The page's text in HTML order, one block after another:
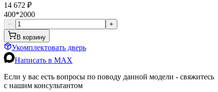
14 672 ₽
400*2000
−
+
В корзину
Укомплектовать дверь
Написать в MAX
Если у вас есть вопросы по поводу данной модели - свяжитесь
с нашим консультантом